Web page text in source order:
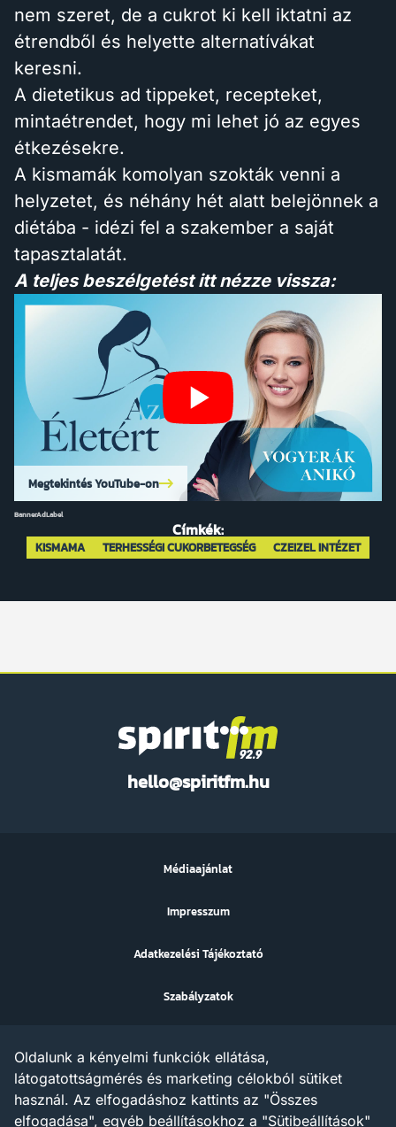
nem szeret, de a cukrot ki kell iktatni az
étrendből és helyette alternatívákat
keresni.
A dietetikus ad tippeket, recepteket,
mintaétrendet, hogy mi lehet jó az egyes
étkezésekre.
A kismamák komolyan szokták venni a
helyzetet, és néhány hét alatt belejönnek a
diétába - idézi fel a szakember a saját
tapasztalatát.
A teljes beszélgetést itt nézze vissza:
Megtekintés YouTube-on
BannerAdLabel
Címkék:
KISMAMA TERHESSÉGI CUKORBETEGSÉG CZEIZEL INTÉZET
hello@spiritfm.hu
FM
Az ezen a weboldalon megjelenő szövegek, grafikák, képek,
hangfelvételek, video anyagok vagy egyéb tartalmak szerzői jogi
védelem alatt állnak.
Az X AND A Kft. minden jogot fenntart a tartalommal
Médiaajánlat
Impresszum
Adatkezelési Tájékoztató
Szabályzatok
Oldalunk a kényelmi funkciók ellátása,
látogatottságmérés és marketing célokból sütiket
használ. Az elfogadáshoz kattints az "Összes
elfogadása", egyéb beállításokhoz a "Sütibeállítások"